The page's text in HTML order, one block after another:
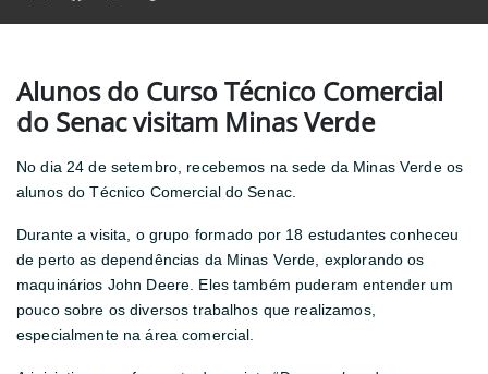
Alunos do Curso Técnico Comercial
do Senac visitam Minas Verde
No dia 24 de setembro, recebemos na sede da Minas Verde os
alunos do Técnico Comercial do Senac.
Durante a visita, o grupo formado por 18 estudantes conheceu
de perto as dependências da Minas Verde, explorando os
maquinários John Deere. Eles também puderam entender um
pouco sobre os diversos trabalhos que realizamos,
especialmente na área comercial.